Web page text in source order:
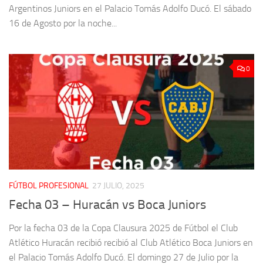
Argentinos Juniors en el Palacio Tomás Adolfo Ducó. El sábado
16 de Agosto por la noche...
0
FÚTBOL PROFESIONAL 27 JULIO, 2025
Fecha 03 – Huracán vs Boca Juniors
Por la fecha 03 de la Copa Clausura 2025 de Fútbol el Club
Atlético Huracán recibió recibió al Club Atlético Boca Juniors en
el Palacio Tomás Adolfo Ducó. El domingo 27 de Julio por la